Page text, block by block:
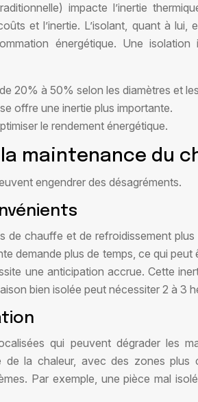
impacte l’inertie
et l’inertie. L’isolant, quant à
énergétique. Une
20% à 50% selon les diamètres et
offre une inertie plus importante.
le rendement énergétique.
maintenance du
engendrer des désagréments.
de chauffe et de refroidissement
demande plus de temps, ce qui
une anticipation accrue. Cette
bien isolée peut nécessiter 2 à 3
qui peuvent dégrader les
de la chaleur, avec des zones
Par exemple, une pièce mal